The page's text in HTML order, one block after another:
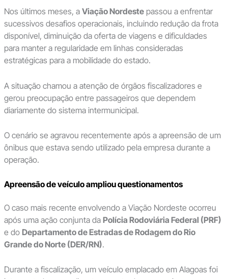
Nos últimos meses, a Viação Nordestepassou a enfrentar
sucessivos desafios operacionais, incluindo redução da frota
disponível, diminuição da oferta de viagens e dificuldades
para manter a regularidade em linhas consideradas
estratégicas para a mobilidade do estado.
A situação chamou a atenção de órgãos fiscalizadores e
gerou preocupação entre passageiros que dependem
diariamente do sistema intermunicipal.
O cenário se agravou recentemente após a apreensão de um
ônibus que estava sendo utilizado pela empresa durante a
operação.
Apreensão de veículo ampliou questionamentos
O caso mais recente envolvendo a Viação Nordeste ocorreu
após uma ação conjunta da Polícia Rodoviária Federal (PRF)
e do Departamento de Estradas de Rodagem do Rio
Grande do Norte (DER/RN).
Durante a fiscalização, um veículo emplacado em Alagoas foi